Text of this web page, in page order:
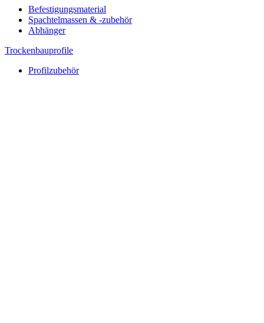
Befestigungsmaterial
Spachtelmassen & -zubehör
Abhänger
Trockenbauprofile
Profilzubehör